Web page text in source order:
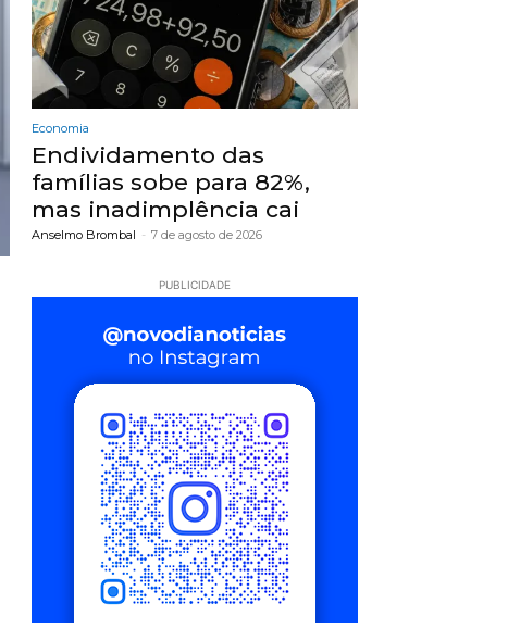
Economia
Endividamento das
famílias sobe para 82%,
mas inadimplência cai
Anselmo Brombal - 7 de agosto de 2026
PUBLICIDADE